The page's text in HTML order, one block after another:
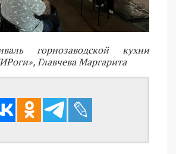
горнозаводской кухни
Главчева Маргарита